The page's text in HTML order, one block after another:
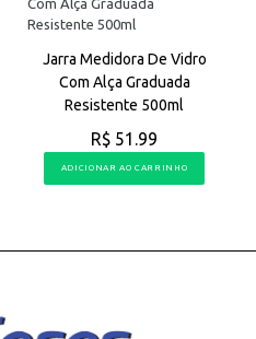
Jarra Medidora De Vidro
Com Alça Graduada
Resistente 500ml
R$ 51.99
ADICIONAR AO CARRINHO